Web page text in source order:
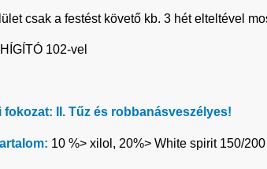
csak a festést követő kb. 3 hét elteltével
102-vel
II. Tűz és robbanásveszélyes!
10 %> xilol, 20%> White spirit 150/200